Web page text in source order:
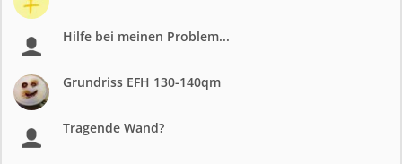
Hilfe bei meinen Problem...
Grundriss EFH 130-140qm
Tragende Wand?